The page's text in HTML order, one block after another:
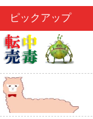
ピックアップ